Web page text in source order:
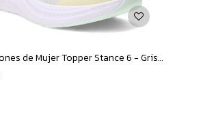
Championes de Mujer Topper Stance 6 - Gris - Beige